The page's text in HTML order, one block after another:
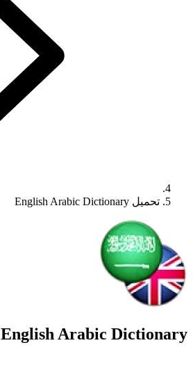
تحميل English Arabic Dictionary
English Arabic Dictionary